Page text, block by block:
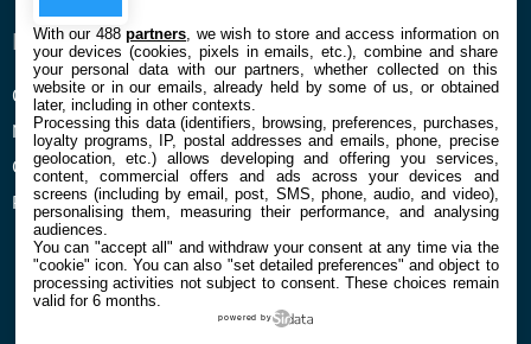
ENTREPRISE
Qui sommes nous
Mentions légales et CGU
Confidentialité et Cookies
Préférences cookies
À PROPOS
La rédaction
Contact
With our 488partners , we wish to store and access information on
your devices (cookies, pixels in emails, etc.), combine and share
your personal data with our partners, whether collected on this
website or in our emails, already held by some of us, or obtained
later, including in other contexts.
Processing this data (identifiers, browsing, preferences, purchases,
loyalty programs, IP, postal addresses and emails, phone, precise
geolocation, etc.) allows developing and offering you services,
content, commercial offers and ads across your devices and
screens (including by email, post, SMS, phone, audio, and video),
personalising them, measuring their performance, and analysing
audiences.
You can "accept all" and withdraw your consent at any time via the
"cookie" icon. You can also "set detailed preferences" and object to
processing activities not subject to consent. These choices remain
valid for 6 months.
powered by